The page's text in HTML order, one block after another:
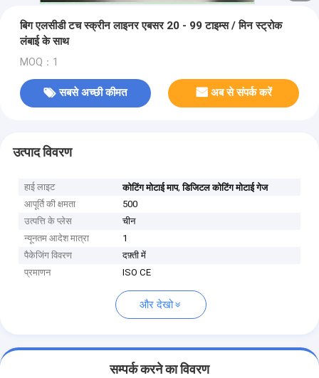
बिग एलसीडी टच स्क्रीन लाइनर एबसर 20 - 99 टाइम्स / मिन स्ट्रोक
लंबाई के साथ
MOQ：1
सबसे अच्छी कीमत अब से संपर्क करें
उत्पाद विवरण
हाई लाइट कोटिंग मोटाई माप,डिजिटल कोटिंग मोटाई गेज
आपूर्ति की क्षमता
500
उत्पत्ति के प्लेस
चीन
न्यूनतम आदेश मात्रा
1
पैकेजिंग विवरण
दफ़्ती में
प्रमाणन
ISO CE
और देखो
सम्पर्क करने का विवरण